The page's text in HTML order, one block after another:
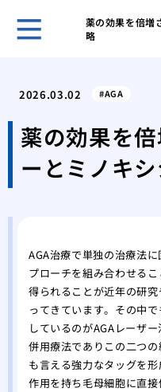
薬の効果を倍増
略
2026.03.02 AGA
薬の効果を
ーとミノキ
AGA治療で単独の治療法
プローチを組み合わせる
得られることが近年の研
ってきています。その中
しているのがAGAレーザ
併用療法でありこの二つ
も言える強力なタッグを
作用を持ち毛母細胞に直